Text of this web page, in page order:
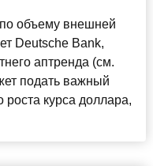
объему внешней
Deutsche Bank,
аптренда (см.
подать важный
роста курса доллара,